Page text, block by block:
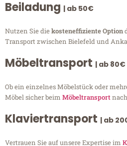
Beiladung | ab 50€
Nutzen Sie diekosteneffiziente Option
Transport zwischen Bielefeld und
Möbeltransport | ab 80€
Ob ein einzelnes Möbelstück oder
Möbel sicher beim Möbeltransport
Klaviertransport | ab
Vertrauen Sie auf unsere Expertise im